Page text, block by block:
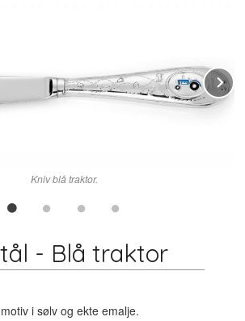
Kniv blå traktor.
- Blå traktor
i sølv og ekte emalje.